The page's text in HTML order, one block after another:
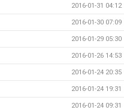
2016-01-31 04:12
2016-01-30 07:09
2016-01-29 05:30
2016-01-26 14:53
2016-01-24 20:35
2016-01-24 19:31
2016-01-24 09:31